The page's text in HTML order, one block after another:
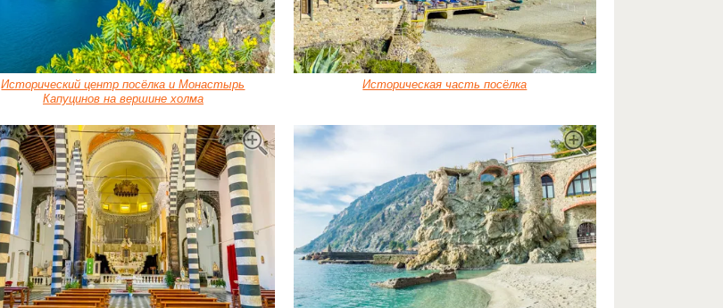
Исторический центр посёлка и Монастырь
Капуцинов на вершине холма
Историческая часть посёлка